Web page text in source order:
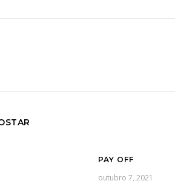
PAY OFF
outubro 7, 2021